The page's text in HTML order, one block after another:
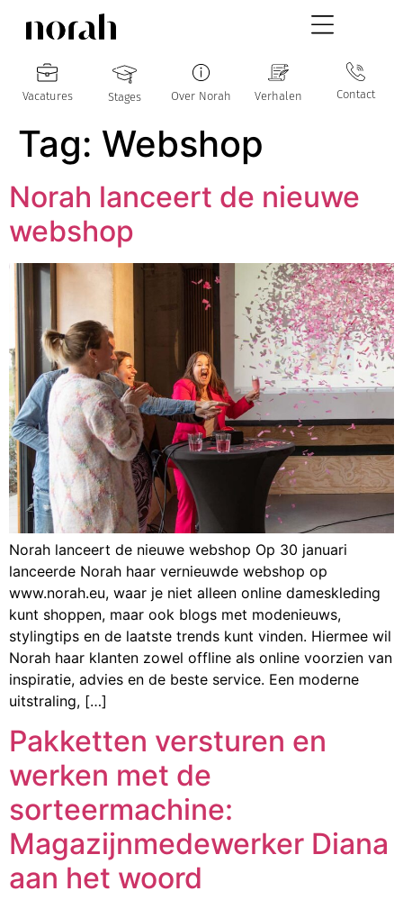
Vacatures Stages Over Norah Verhalen Contact
Tag: Webshop
Norah lanceert de nieuwe
webshop
Norah lanceert de nieuwe webshop Op 30 januari
lanceerde Norah haar vernieuwde webshop op
www.norah.eu, waar je niet alleen online dameskleding
kunt shoppen, maar ook blogs met modenieuws,
stylingtips en de laatste trends kunt vinden. Hiermee wil
Norah haar klanten zowel offline als online voorzien van
inspiratie, advies en de beste service. Een moderne
uitstraling, […]
Pakketten versturen en
werken met de
sorteermachine:
Magazijnmedewerker Diana
aan het woord